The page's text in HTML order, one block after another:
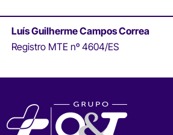
Luís Guilherme Campos Correa
Registro MTE nº 4604/ES